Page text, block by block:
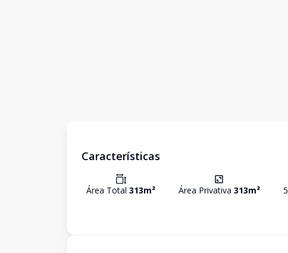
Características
Área Total 313m² Área Privativa 313m² 5